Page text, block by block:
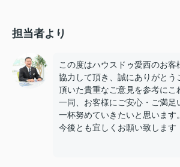
担当者より
この度はハウスドゥ愛西のお客
協力して頂き、誠にありがとう
頂いた貴重なご意見を参考にこ
一同、お客様にご安心・ご満足
一杯努めていきたいと思います。
今後とも宜しくお願い致します